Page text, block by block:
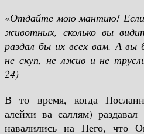
«Отдайте мою мантию! Если
животных, сколько вы
раздал бы их всех вам. А вы
не скуп, не лжив и не
24)
В то время, когда
алейхи ва саллям)
навалились на Него, что